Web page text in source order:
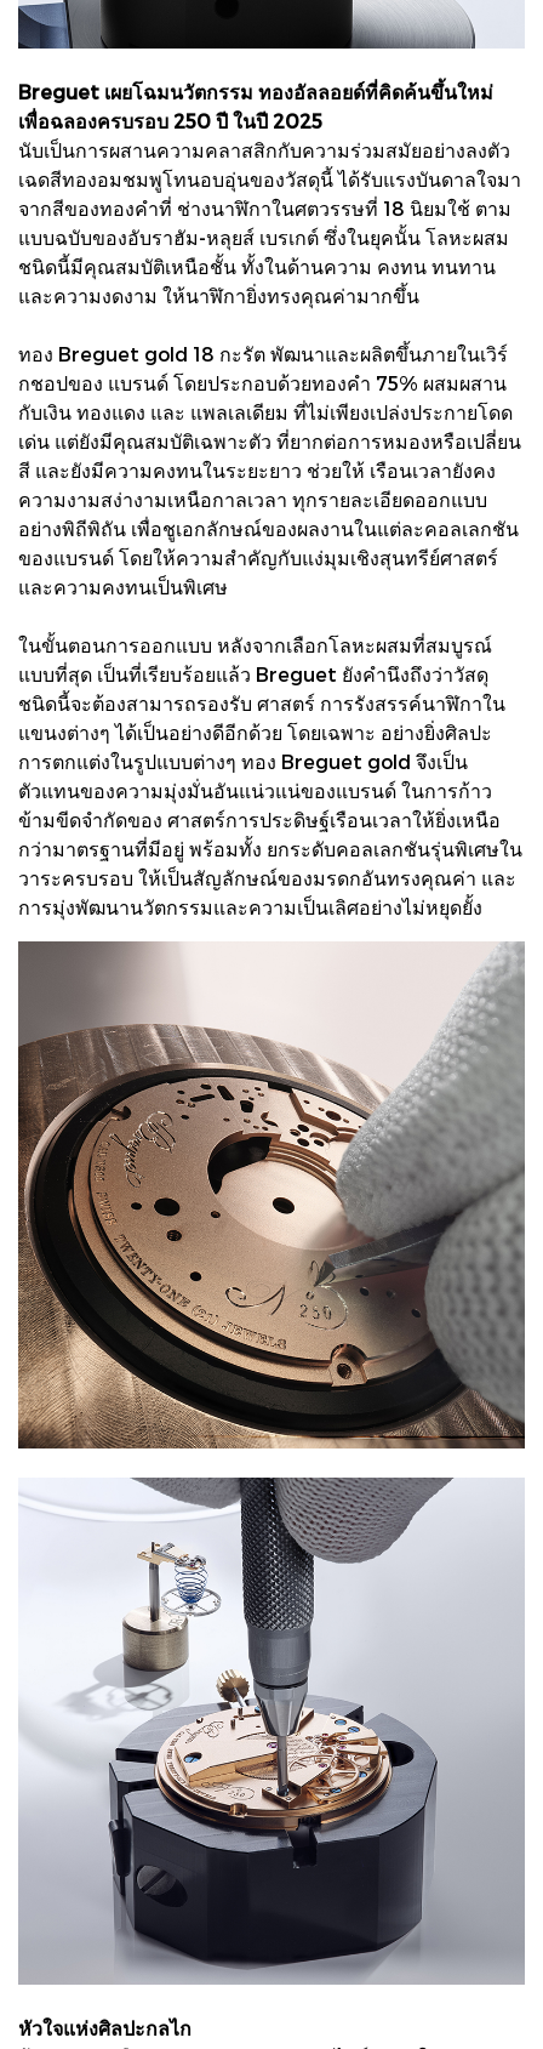
Breguet เผยโฉมนวัตกรรม ทองอัลลอยด์ที่คิดค้นขึ้นใหม่
เพื่อฉลองครบรอบ 250 ปี ในปี 2025
นับเป็นการผสานความคลาสสิกกับความร่วมสมัยอย่างลงตัว
เฉดสีทองอมชมพูโทนอบอุ่นของวัสดุนี้ ได้รับแรงบันดาลใจมา
จากสีของทองคําที่ ช่างนาฬิกาในศตวรรษที่ 18 นิยมใช้ ตาม
แบบฉบับของอับราฮัม-หลุยส์ เบรเกต์ ซึ่งในยุคนั้น โลหะผสม
ชนิดนี้มีคุณสมบัติเหนือชั้น ทั้งในด้านความ คงทน ทนทาน
และความงดงาม ให้นาฬิกายิ่งทรงคุณค่ามากขึ้น
ทอง Breguet gold 18 กะรัต พัฒนาและผลิตขึ้นภายในเวิร์
กชอปของ แบรนด์ โดยประกอบด้วยทองคํา 75% ผสมผสาน
กับเงิน ทองแดง และ แพลเลเดียม ที่ไม่เพียงเปล่งประกายโดด
เด่น แต่ยังมีคุณสมบัติเฉพาะตัว ที่ยากต่อการหมองหรือเปลี่ยน
สี และยังมีความคงทนในระยะยาว ช่วยให้ เรือนเวลายังคง
ความงามสง่างามเหนือกาลเวลา ทุกรายละเอียดออกแบบ
อย่างพิถีพิถัน เพื่อชูเอกลักษณ์ของผลงานในแต่ละคอลเลกชัน
ของแบรนด์ โดยให้ความสําคัญกับแง่มุมเชิงสุนทรีย์ศาสตร์
และความคงทนเป็นพิเศษ
ในขั้นตอนการออกแบบ หลังจากเลือกโลหะผสมที่สมบูรณ์
แบบที่สุด เป็นที่เรียบร้อยแล้ว Breguet ยังคํานึงถึงว่าวัสดุ
ชนิดนี้จะต้องสามารถรองรับ ศาสตร์ การรังสรรค์นาฬิกาใน
แขนงต่างๆ ได้เป็นอย่างดีอีกด้วย โดยเฉพาะ อย่างยิ่งศิลปะ
การตกแต่งในรูปแบบต่างๆ ทอง Breguet gold จึงเป็น
ตัวแทนของความมุ่งมั่นอันแน่วแน่ของแบรนด์ ในการก้าว
ข้ามขีดจํากัดของ ศาสตร์การประดิษฐ์เรือนเวลาให้ยิ่งเหนือ
กว่ามาตรฐานที่มีอยู่ พร้อมทั้ง ยกระดับคอลเลกชันรุ่นพิเศษใน
วาระครบรอบ ให้เป็นสัญลักษณ์ของมรดกอันทรงคุณค่า และ
การมุ่งพัฒนานวัตกรรมและความเป็นเลิศอย่างไม่หยุดยั้ง
หัวใจแห่งศิลปะกลไก